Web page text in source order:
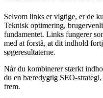
Selvom links er vigtige, er de
Teknisk optimering,
fundamentet. Links fungerer
med at forstå, at dit indhold
søgeresultaterne.
Når du kombinerer stærkt
du en bæredygtig
frem.